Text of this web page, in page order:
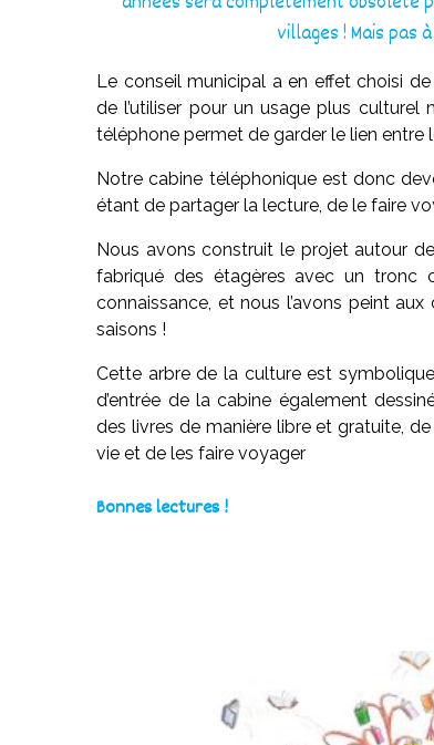
villages ! Mais pas à
Le conseil municipal a en effet choisi
de l’utiliser pour un usage plus culturel
téléphone permet de garder le lien entre
Notre cabine téléphonique est donc
étant de partager la lecture, de le faire
Nous avons construit le projet autour
fabriqué des étagères avec un tronc
connaissance, et nous l’avons peint
saisons !
Cette arbre de la culture est
d’entrée de la cabine également
des livres de manière libre et gratuite,
vie et de les faire voyager
Bonnes lectures !